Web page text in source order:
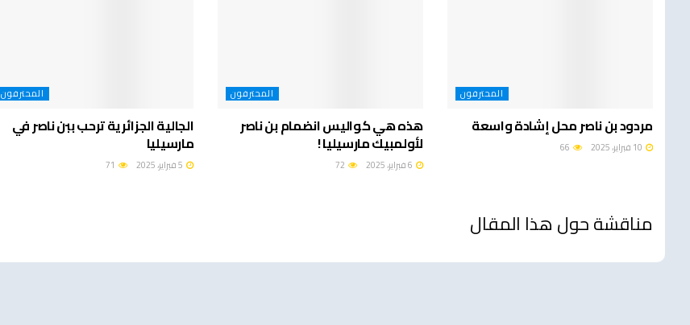
المحترفون
مردود بن ناصر محل إشادة واسعة
المحترفون
هذه هي كواليس انضمام بن ناصر
لأولمبيك مارسيليا !
المحترفون
الجالية الجزائرية ترحب ببن ناصر في
مارسيليا
مناقشة حول هذا المقال